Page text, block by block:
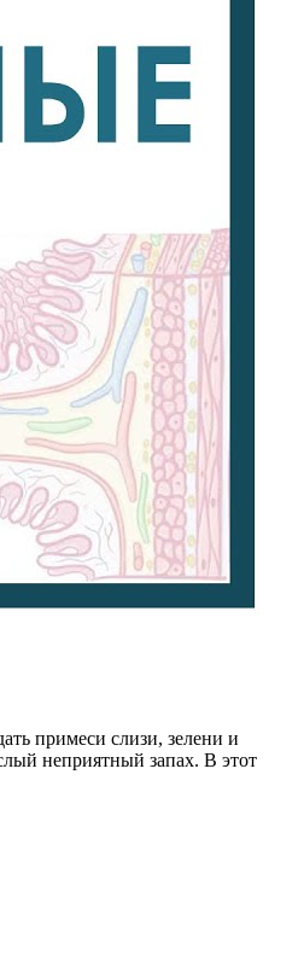
примеси слизи, зелени и
неприятный запах. В этот